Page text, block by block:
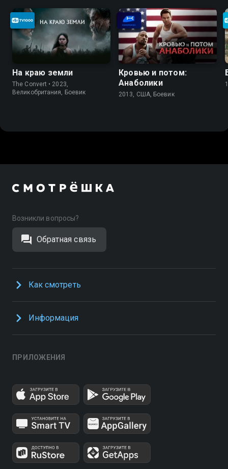
На краю земли
The Convert • 2023,
Великобритания, Боевик
Кровью и потом:
Анаболики
2013, США, Боевик
Возникли вопросы?
Обратная связь
Как смотреть
Информация
ПРИЛОЖЕНИЯ